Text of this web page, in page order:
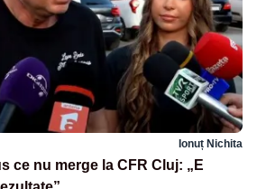
Ionuț Nichita
ce nu merge la CFR Cluj: „E